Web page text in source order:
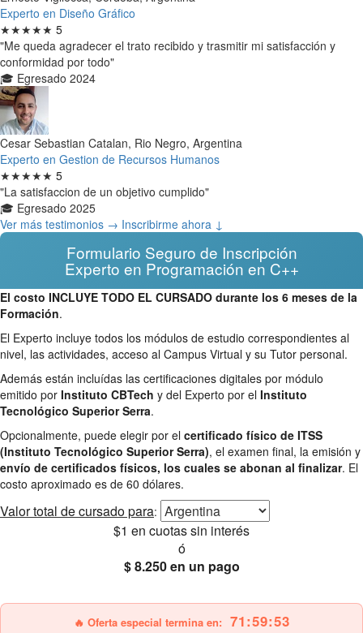
Experto en Diseño Gráfico
★★★★★ 5
"Me queda agradecer el trato recibido y trasmitir mi satisfacción y
conformidad por todo"
🎓 Egresado 2024
Cesar Sebastian Catalan, Rio Negro, Argentina
Experto en Gestion de Recursos Humanos
★★★★★ 5
"La satisfaccion de un objetivo cumplido"
🎓 Egresado 2025
Ver más testimonios → Inscribirme ahora ↓
Formulario Seguro de Inscripción
Experto en Programación en C++
El costo INCLUYE TODO EL CURSADO durante los 6 meses de la
Formación.
El Experto incluye todos los módulos de estudio correspondientes al
nivel, las actividades, acceso al Campus Virtual y su Tutor personal.
Además están incluídas las certificaciones digitales por módulo
emitido por Instituto CBTech y del Experto por el Instituto
Tecnológico Superior Serra.
Opcionalmente, puede elegir por el certificado físico de ITSS
(Instituto Tecnológico Superior Serra), el examen final, la emisión y
envío de certificados físicos, los cuales se abonan al finalizar. El
costo aproximado es de 60 dólares.
Valor total de cursado para:
$1 en cuotas sin interés
ó
$ 8.250en un pago
🔥 Oferta especial termina en: 71:59:51